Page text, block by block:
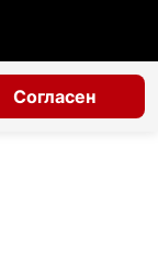
Согласен